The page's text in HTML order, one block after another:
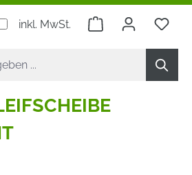
inkl. MwSt. Warenkorb